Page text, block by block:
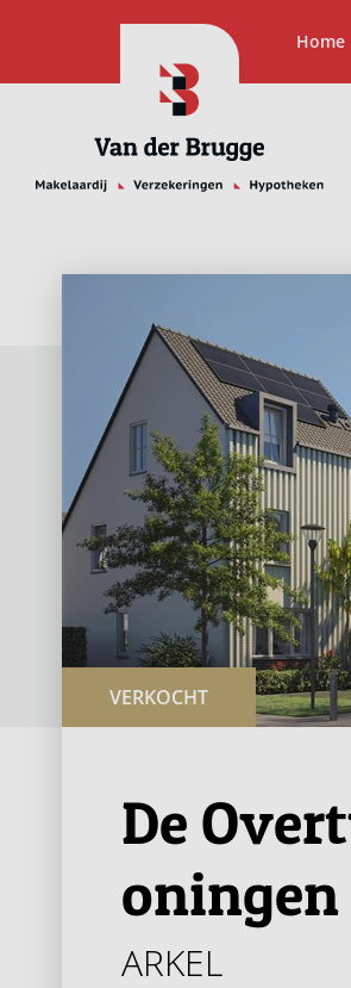
Home
VERKOCHT
De
oningen
ARKEL